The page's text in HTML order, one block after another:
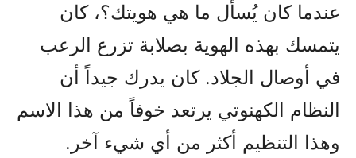
عندما كان يُسأل ما هي هويتك؟، كان
يتمسك بهذه الهوية بصلابة تزرع الرعب
في أوصال الجلاد. كان يدرك جيداً أن
النظام الكهنوتي يرتعد خوفاً من هذا الاسم
وهذا التنظيم أكثر من أي شيء آخر.